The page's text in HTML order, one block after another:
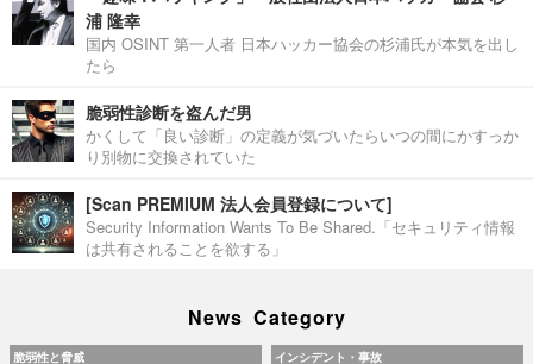
浦 隆幸
国内 OSINT 第一人者 日本ハッカー協会の杉浦氏が本気を出し
たら
脆弱性診断を盗んだ男
かくして「良い診断」の定義が気づいたらいつの間にかすっか
り別物に交換されていた
[Scan PREMIUM 法人会員登録について]
Security Information Wants To Be Shared.「セキュリティ情報
は共有されることを欲する」
News Category
脆弱性と脅威 インシデント・事故